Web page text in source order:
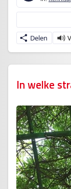
Delen
In welke